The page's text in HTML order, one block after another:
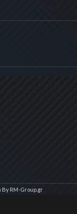
By RM-Group.gr